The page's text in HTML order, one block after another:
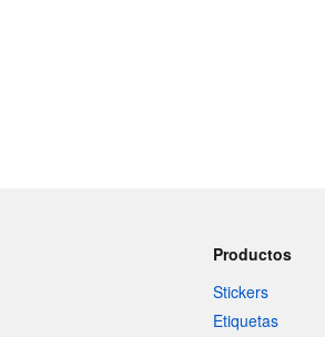
Productos
Stickers
Etiquetas